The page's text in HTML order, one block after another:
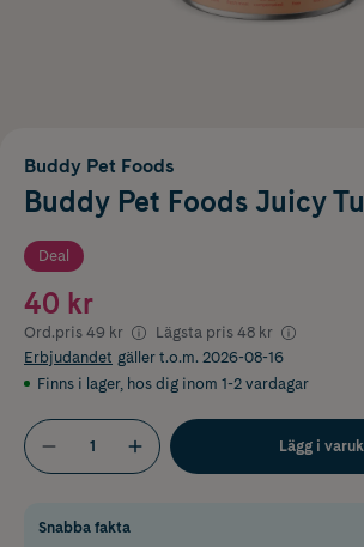
Buddy Pet Foods
Buddy Pet Foods Juicy
Deal
40 kr
Ord.pris 49 kr Lägsta pris 48 kr
Erbjudandet gäller t.o.m. 2026-08-16
Finns i lager, hos dig inom 1-2 vardagar
Lägg i
Snabba fakta